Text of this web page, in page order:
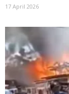
17 April 2026